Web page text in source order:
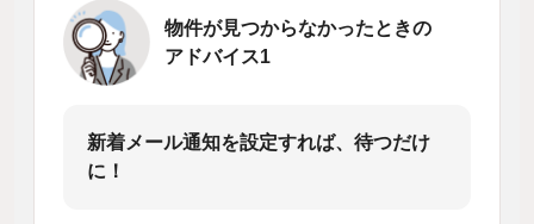
物件が見つからなかったときの
アドバイス1
新着メール通知を設定すれば、待つだけ
に！